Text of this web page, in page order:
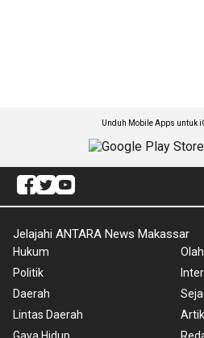
Unduh Mobile Apps untuk
Jelajahi ANTARA News Makassar
Hukum
Politik
Daerah
Lintas Daerah
Gaya Hidup